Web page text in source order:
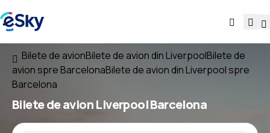
Bilete de avionBilete de avion din LiverpoolBilete de
avion spre BarcelonaBilete de avion din Liverpool spre
Barcelona
Bilete de avionLiverpool Barcelona